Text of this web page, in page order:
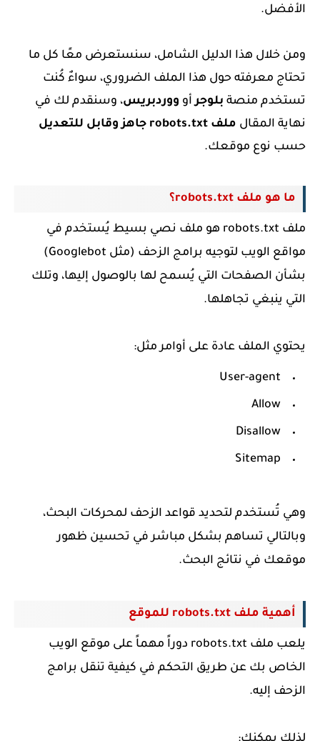
الأفضل.
ومن خلال هذا الدليل الشامل، سنستعرض معًا كل ما
تحتاج معرفته حول هذا الملف الضروري، سواءٌ كُنت
تستخدم منصة بلوجرأو ووردبريس، وسنقدم لك في
نهاية المقال ملف robots.txt جاهز وقابل للتعديل
حسب نوع موقعك.
ما هو ملف robots.txt؟
ملف robots.txt هو ملف نصي بسيط يُستخدم في
مواقع الويب لتوجيه برامج الزحف (مثل Googlebot)
بشأن الصفحات التي يُسمح لها بالوصول إليها، وتلك
التي ينبغي تجاهلها.
يحتوي الملف عادة على أوامر مثل:
User-agent
Allow
Disallow
Sitemap
وهي تُستخدم لتحديد قواعد الزحف لمحركات البحث،
وبالتالي تساهم بشكل مباشر في تحسين ظهور
موقعك في نتائج البحث.
أهمية ملف robots.txt للموقع
يلعب ملف robots.txt دوراً مهماً على موقع الويب
الخاص بك عن طريق التحكم في كيفية تنقل برامج
الزحف إليه.